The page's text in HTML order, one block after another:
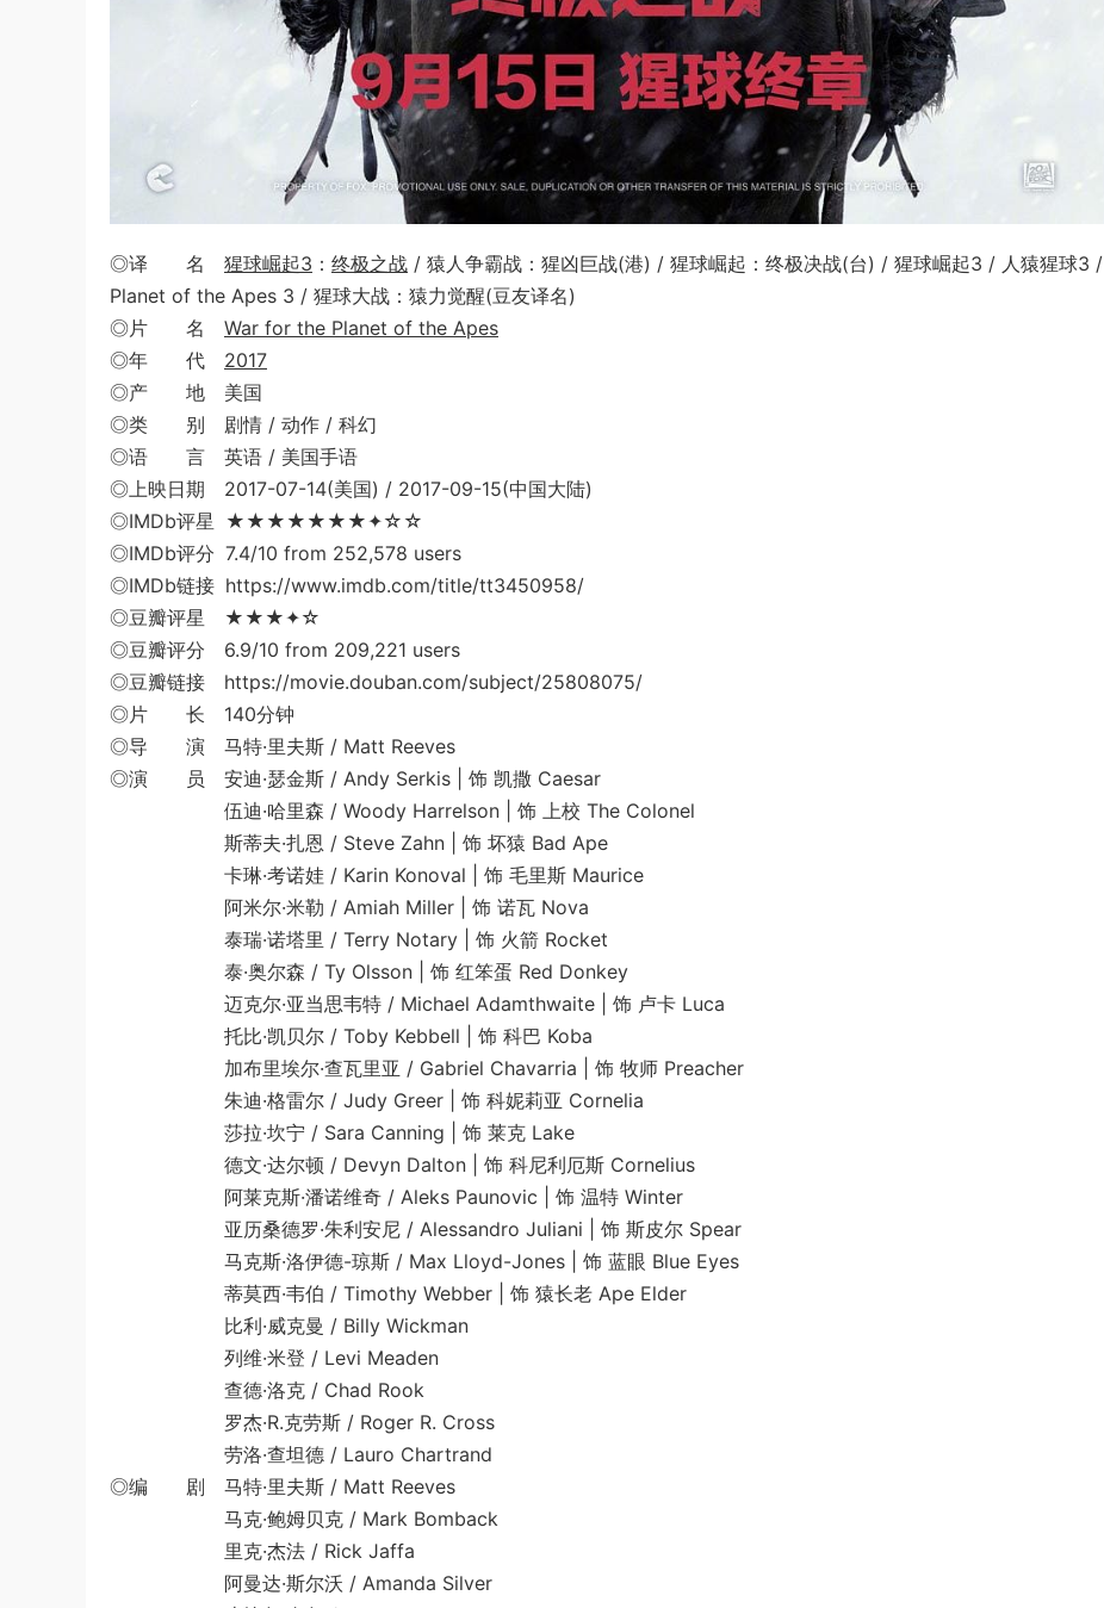
◎译 名 猩球崛起3 ： 终极之战 / 猿人争霸战：猩凶巨战(港) / 猩球崛起：终极决战(台) / 猩球崛起3 / 人猿猩球3 /
Planet of the Apes 3 / 猩球大战：猿力觉醒(豆友译名)
◎片 名 War for the Planet of the Apes
◎年 代 2017
◎产 地 美国
◎类 别 剧情 / 动作 / 科幻
◎语 言 英语 / 美国手语
◎上映日期 2017-07-14(美国) / 2017-09-15(中国大陆)
◎IMDb评星 ★★★★★★★✦☆☆
◎IMDb评分 7.4/10 from 252,578 users
◎IMDb链接 https://www.imdb.com/title/tt3450958/
◎豆瓣评星 ★★★✦☆
◎豆瓣评分 6.9/10 from 209,221 users
◎豆瓣链接 https://movie.douban.com/subject/25808075/
◎片 长 140分钟
◎导 演 马特·里夫斯 / Matt Reeves
◎演 员 安迪·瑟金斯 / Andy Serkis | 饰 凯撒 Caesar
伍迪·哈里森 / Woody Harrelson | 饰 上校 The Colonel
斯蒂夫·扎恩 / Steve Zahn | 饰 坏猿 Bad Ape
卡琳·考诺娃 / Karin Konoval | 饰 毛里斯 Maurice
阿米尔·米勒 / Amiah Miller | 饰 诺瓦 Nova
泰瑞·诺塔里 / Terry Notary | 饰 火箭 Rocket
泰·奥尔森 / Ty Olsson | 饰 红笨蛋 Red Donkey
迈克尔·亚当思韦特 / Michael Adamthwaite | 饰 卢卡 Luca
托比·凯贝尔 / Toby Kebbell | 饰 科巴 Koba
加布里埃尔·查瓦里亚 / Gabriel Chavarria | 饰 牧师 Preacher
朱迪·格雷尔 / Judy Greer | 饰 科妮莉亚 Cornelia
莎拉·坎宁 / Sara Canning | 饰 莱克 Lake
德文·达尔顿 / Devyn Dalton | 饰 科尼利厄斯 Cornelius
阿莱克斯·潘诺维奇 / Aleks Paunovic | 饰 温特 Winter
亚历桑德罗·朱利安尼 / Alessandro Juliani | 饰 斯皮尔 Spear
马克斯·洛伊德-琼斯 / Max Lloyd-Jones | 饰 蓝眼 Blue Eyes
蒂莫西·韦伯 / Timothy Webber | 饰 猿长老 Ape Elder
比利·威克曼 / Billy Wickman
列维·米登 / Levi Meaden
查德·洛克 / Chad Rook
罗杰·R.克劳斯 / Roger R. Cross
劳洛·查坦德 / Lauro Chartrand
◎编 剧 马特·里夫斯 / Matt Reeves
马克·鲍姆贝克 / Mark Bomback
里克·杰法 / Rick Jaffa
阿曼达·斯尔沃 / Amanda Silver